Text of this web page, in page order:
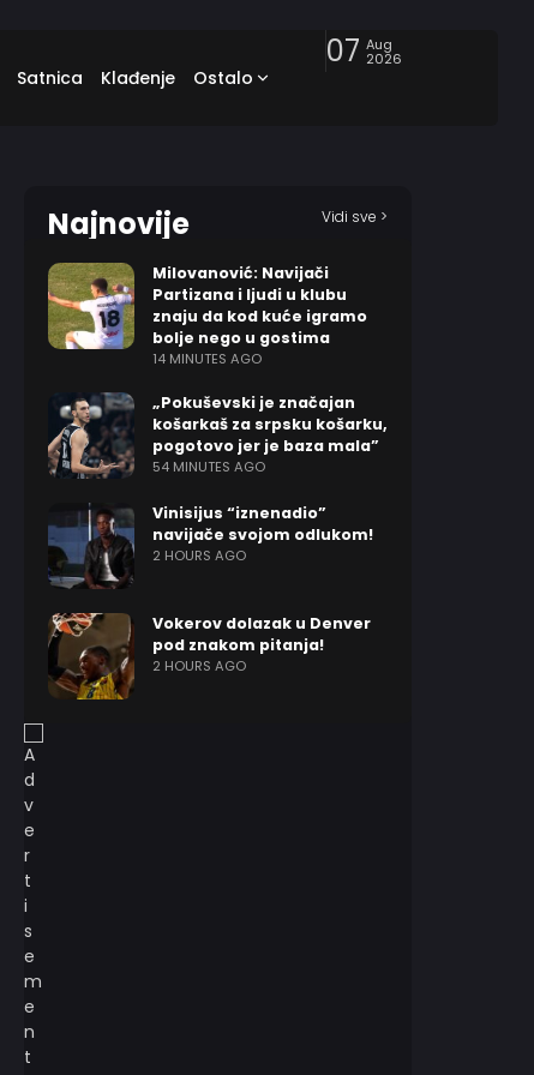
Satnica Klađenje Ostalo
07 Aug
2026
Najnovije Vidi sve >
Milovanović: Navijači
Partizana i ljudi u klubu
znaju da kod kuće igramo
bolje nego u gostima
14 MINUTES AGO
„Pokuševski je značajan
košarkaš za srpsku košarku,
pogotovo jer je baza mala”
54 MINUTES AGO
Vinisijus “iznenadio”
navijače svojom odlukom!
2 HOURS AGO
Vokerov dolazak u Denver
pod znakom pitanja!
2 HOURS AGO